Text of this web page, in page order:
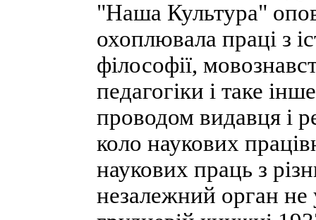
"Наша Культура"
охоплювала праці з
філософії,
педагогіки і таке
проводом видавця і
коло наукових
наукових праць з
незалежний орган не